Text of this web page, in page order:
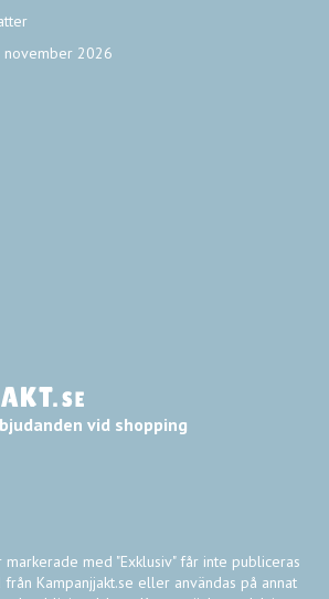
november 2026
vid shopping
med "Exklusiv" får inte publiceras
Kampanjjakt.se eller användas på annat